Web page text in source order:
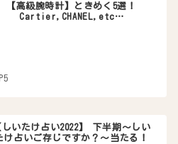
【高級腕時計】ときめく5選！
Cartier,CHANEL,etc…
しいたけ占い2022】 下半期〜しい
け占いご存じですか？〜当たる！